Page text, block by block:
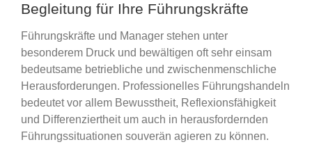
Begleitung für Ihre Führungskräfte
Führungskräfte und Manager stehen unter
besonderem Druck und bewältigen oft sehr einsam
bedeutsame betriebliche und zwischenmenschliche
Herausforderungen. Professionelles Führungshandeln
bedeutet vor allem Bewusstheit, Reflexionsfähigkeit
und Differenziertheit um auch in herausfordernden
Führungssituationen souverän agieren zu können.